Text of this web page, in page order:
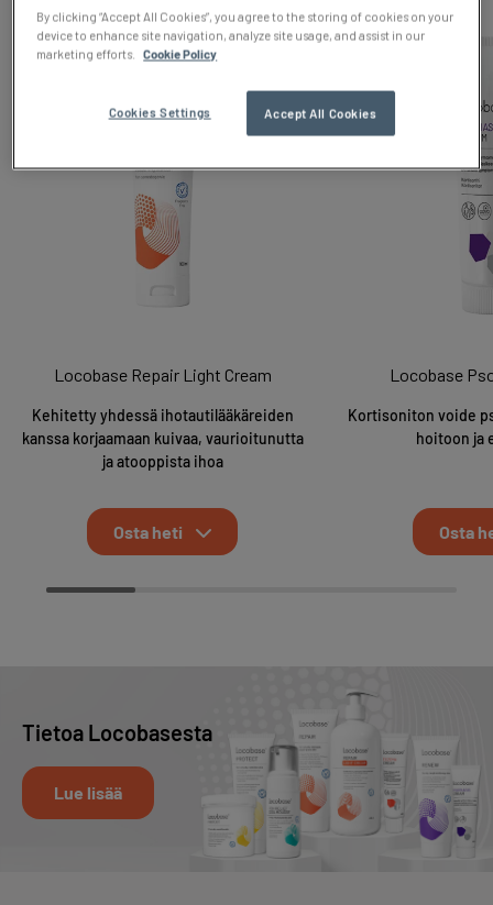
Locobase Repair Light Cream
Kehitetty yhdessä ihotautilääkäreiden
kanssa korjaamaan kuivaa, vaurioitunutta
ja atooppista ihoa
Osta heti
Locobase
Kortisoniton voide
hoitoon ja
Osta
Tietoa Locobasesta
Lue lisää
By clicking “Accept All Cookies”, you agree to the storing of cookies on your
device to enhance site navigation, analyze site usage, and assist in our
marketing efforts.
Cookie Policy
Accept All Cookies
Cookies Settings